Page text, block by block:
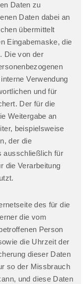
Daten zu
Daten dabei an
übermittelt
Eingabemaske, die
Die von der
Verwendung
und für
Der für die
Weitergabe an
beispielsweise
der die
ausschließlich für
die Verarbeitung
des für die
die vom
Person
die Uhrzeit der
dieser Daten
so der Missbrauch
und diese Daten